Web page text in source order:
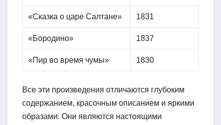
«Сказка о царе Салтане» 1831
«Бородино» 1837
«Пир во время чумы» 1830
Все эти произведения отличаются глубоким
содержанием, красочным описанием и яркими
образами. Они являются настоящими